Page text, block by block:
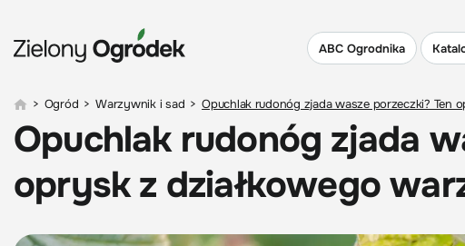
ABC Ogrodnika
> Ogród > Warzywnik i sad > Opuchlak rudonóg zjada wasze porzeczki? Ten
Opuchlak rudonóg zjada
oprysk z działkowego